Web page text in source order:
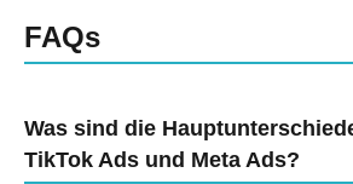
FAQs
Was sind die
TikTok Ads und Meta Ads?